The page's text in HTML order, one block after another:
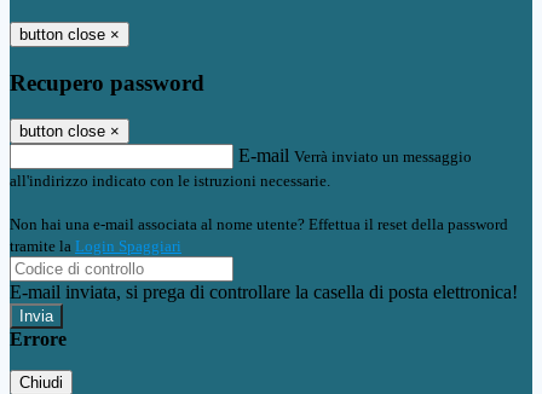
button close ×
Recupero password
button close ×
E-mail Verrà inviato un messaggio
all'indirizzo indicato con le istruzioni necessarie.
Non hai una e-mail associata al nome utente? Effettua il reset della password
tramite la Login Spaggiari
E-mail inviata, si prega di controllare la casella di posta elettronica!
Errore
Chiudi